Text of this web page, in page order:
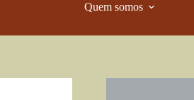
Quem somos